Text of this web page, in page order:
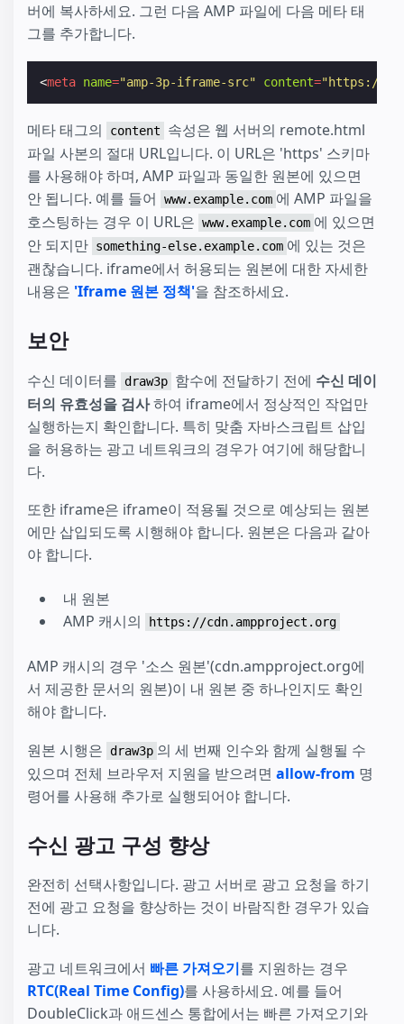
버에 복사하세요. 그런 다음 AMP 파일에 다음 메타 태
그를 추가합니다.
<meta name="amp-3p-iframe-src" content="https://
메타 태그의 content
속성은 웹 서버의 remote.html
파일 사본의 절대 URL입니다. 이 URL은 'https' 스키마
를 사용해야 하며, AMP 파일과 동일한 원본에 있으면
안 됩니다. 예를 들어
www.example.com 에 AMP 파일을
호스팅하는 경우 이 URL은 www.example.com 에 있으면
안 되지만 something-else.example.com 에 있는 것은
괜찮습니다. iframe에서 허용되는 원본에 대한 자세한
내용은 'Iframe 원본 정책'을 참조하세요.
보안
수신 데이터를 draw3p 함수에 전달하기 전에 수신 데이
터의 유효성을 검사하여 iframe에서 정상적인 작업만
실행하는지 확인합니다. 특히 맞춤 자바스크립트 삽입
을 허용하는 광고 네트워크의 경우가 여기에 해당합니
다.
또한 iframe은 iframe이 적용될 것으로 예상되는 원본
에만 삽입되도록 시행해야 합니다. 원본은 다음과 같아
야 합니다.
내 원본
AMP 캐시의
https://cdn.ampproject.org
AMP 캐시의 경우 '소스 원본'(cdn.ampproject.org에
서 제공한 문서의 원본)이 내 원본 중 하나인지도 확인
해야 합니다.
원본 시행은
draw3p 의 세 번째 인수와 함께 실행될 수
있으며 전체 브라우저 지원을 받으려면 allow-from 명
령어를 사용해 추가로 실행되어야 합니다.
수신 광고 구성 향상
완전히 선택사항입니다. 광고 서버로 광고 요청을 하기
전에 광고 요청을 향상하는 것이 바람직한 경우가 있습
니다.
광고 네트워크에서 빠른 가져오기를 지원하는 경우
RTC(Real Time Config)를 사용하세요. 예를 들어
DoubleClick과 애드센스 통합에서는 빠른 가져오기와